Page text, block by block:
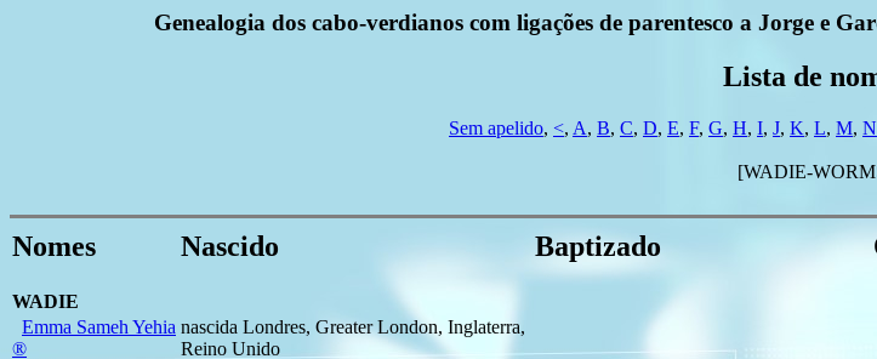
Genealogia dos cabo-verdianos com ligações de parentesco a Jorge e
Lista de
Sem apelido, <, A, B, C, D, E, F, G, H, I, J, K, L, M, N
[WADIE-
Nomes Nascido Baptizado
WADIE
Emma Sameh Yehia
®
nascida Londres, Greater London, Inglaterra,
Reino Unido